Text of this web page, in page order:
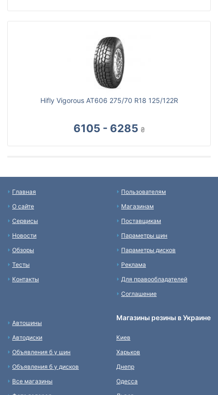
Hifly Vigorous AT606 275/70 R18 125/122R
6105 - 6285 ₴
Главная
О сайте
Сервисы
Новости
Обзоры
Тесты
Контакты
Пользователям
Магазинам
Поставщикам
Параметры шин
Параметры дисков
Реклама
Для правообладателей
Соглашение
Автошины
Автодиски
Объявления б у шин
Объявления б у дисков
Все магазины
Магазины резины в Украине
Киев
Харьков
Днепр
Одесса